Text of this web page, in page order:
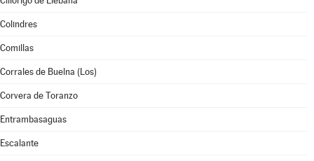
Colindres
Comillas
Corrales de Buelna (Los)
Corvera de Toranzo
Entrambasaguas
Escalante